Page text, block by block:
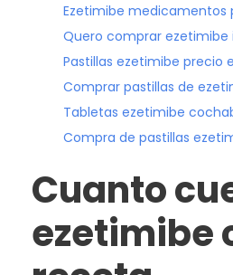
Ezetimibe medicamentos
Quero comprar ezetimibe
Pastillas ezetimibe precio
Comprar pastillas de
Tabletas ezetimibe
Compra de pastillas
Cuanto
ezetimibe